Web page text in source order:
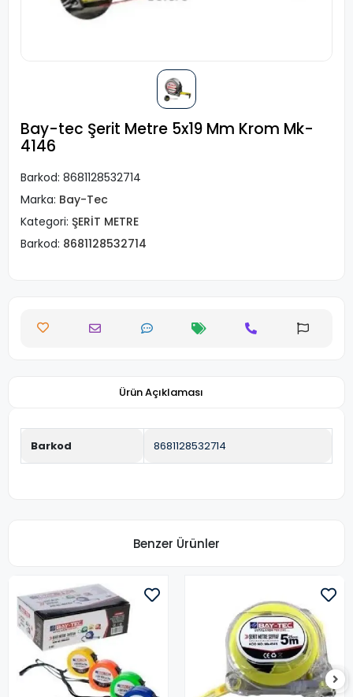
Bay-tec Şerit Metre 5x19 Mm Krom Mk-
4146
Barkod: 8681128532714
Marka: Bay-Tec
Kategori: ŞERİT METRE
Barkod: 8681128532714
Ürün Açıklaması
Barkod 8681128532714
Benzer Ürünler